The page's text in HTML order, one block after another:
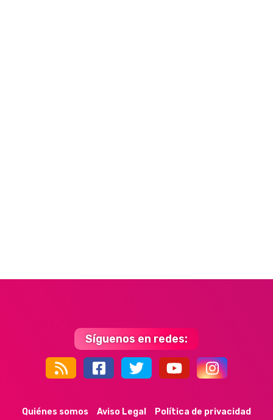
Síguenos en redes:
Quiénes somos Aviso Legal
Política de privacidad